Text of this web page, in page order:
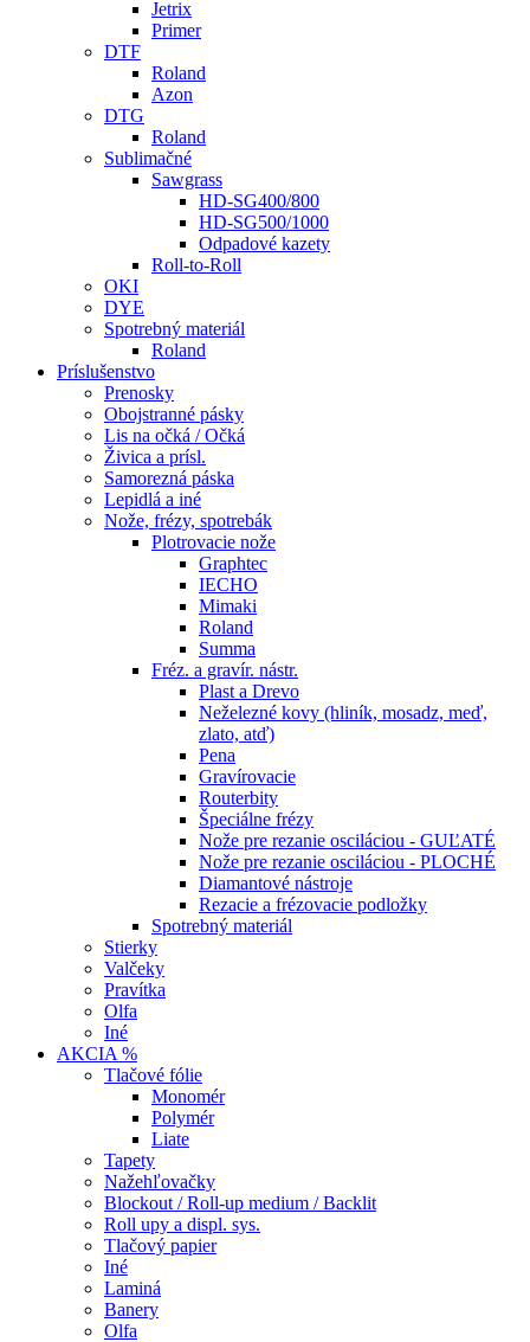
Jetrix
Primer
DTF
Roland
Azon
DTG
Roland
Sublimačné
Sawgrass
HD-SG400/800
HD-SG500/1000
Odpadové kazety
Roll-to-Roll
OKI
DYE
Spotrebný materiál
Roland
Príslušenstvo
Prenosky
Obojstranné pásky
Lis na očká / Očká
Živica a prísl.
Samorezná páska
Lepidlá a iné
Nože, frézy, spotrebák
Plotrovacie nože
Graphtec
IECHO
Mimaki
Roland
Summa
Fréz. a gravír. nástr.
Plast a Drevo
Neželezné kovy (hliník, mosadz, meď,
zlato, atď)
Pena
Gravírovacie
Routerbity
Špeciálne frézy
Nože pre rezanie osciláciou - GUĽATÉ
Nože pre rezanie osciláciou - PLOCHÉ
Diamantové nástroje
Rezacie a frézovacie podložky
Spotrebný materiál
Stierky
Valčeky
Pravítka
Olfa
Iné
AKCIA %
Tlačové fólie
Monomér
Polymér
Liate
Tapety
Nažehľovačky
Blockout / Roll-up medium / Backlit
Roll upy a displ. sys.
Tlačový papier
Iné
Laminá
Banery
Olfa